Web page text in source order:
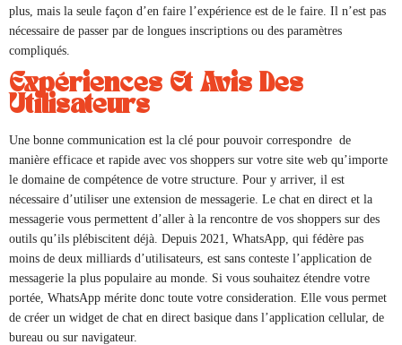
plus, mais la seule façon d’en faire l’expérience est de le faire. Il n’est pas
nécessaire de passer par de longues inscriptions ou des paramètres
compliqués.
Expériences Et Avis Des
Utilisateurs
Une bonne communication est la clé pour pouvoir correspondre de
manière efficace et rapide avec vos shoppers sur votre site web qu’importe
le domaine de compétence de votre structure. Pour y arriver, il est
nécessaire d’utiliser une extension de messagerie. Le chat en direct et la
messagerie vous permettent d’aller à la rencontre de vos shoppers sur des
outils qu’ils plébiscitent déjà. Depuis 2021, WhatsApp, qui fédère pas
moins de deux milliards d’utilisateurs, est sans conteste l’application de
messagerie la plus populaire au monde. Si vous souhaitez étendre votre
portée, WhatsApp mérite donc toute votre consideration. Elle vous permet
de créer un widget de chat en direct basique dans l’application cellular, de
bureau ou sur navigateur.